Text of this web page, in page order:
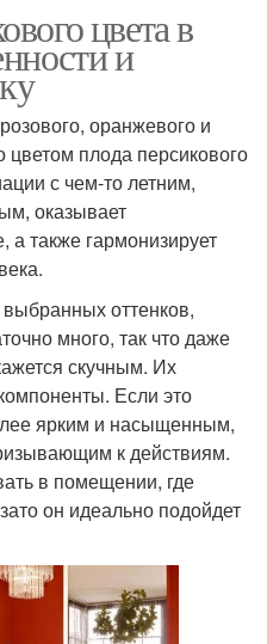
цвета в
и
оранжевого и
цветом плода персикового
с чем-то летним,
оказывает
также гармонизирует
оттенков,
много, так что даже
скучным. Их
Если это
ярким и насыщенным,
к действиям.
в помещении, где
он идеально подойдет